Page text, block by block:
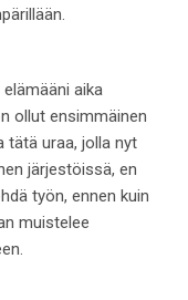
aika
ollut ensimmäinen
tätä uraa, jolla nyt
järjestöissä, en
työn, ennen kuin
muistelee